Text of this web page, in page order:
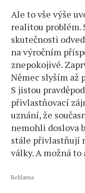
Ale to vše výše
realitou problém.
skutečnosti
na výročním
znepokojivé.
Němec slyším až
S jistou
přivlastňovací
uznání, že
nemohli doslova
stále přivlastňují
války. A možná
Reklama